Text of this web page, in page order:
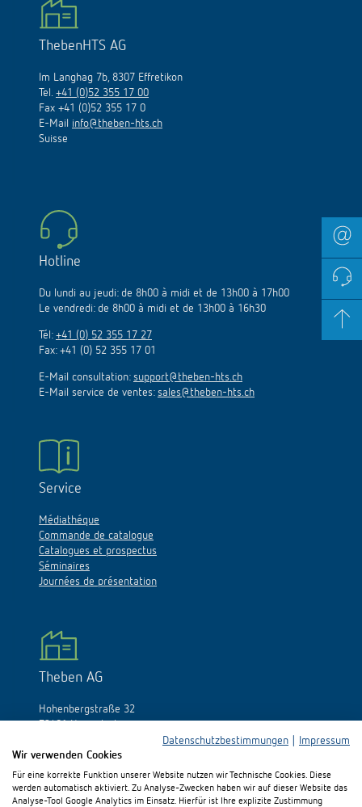
ThebenHTS AG
Im Langhag 7b, 8307 Effretikon
Tel. +41 (0)52 355 17 00
Fax +41 (0)52 355 17 0
E-Mail info@theben-hts.ch
Suisse
Hotline
Du lundi au jeudi: de 8h00 à midi et de 13h00 à 17h00
Le vendredi: de 8h00 à midi et de 13h00 à 16h30
Tél: +41 (0) 52 355 17 27
Fax: +41 (0) 52 355 17 01
E-Mail consultation: support@theben-hts.ch
E-Mail service de ventes: sales@theben-hts.ch
Service
Médiathéque
Commande de catalogue
Catalogues et prospectus
Séminaires
Journées de présentation
Theben AG
Hohenbergstraße 32
72401 Haigerloch
Fax: +49 (0)74 74/692-150
E-Mail:info@theben.de
Datenschutzbestimmungen
Impressum
Wir verwenden Cookies
Für eine korrekte Funktion unserer Website nutzen wir Technische Cookies. Diese
werden automatisch aktiviert. Zu Analyse-Zwecken haben wir auf dieser Website das
Analyse-Tool Google Analytics im Einsatz. Hierfür ist Ihre explizite Zustimmung